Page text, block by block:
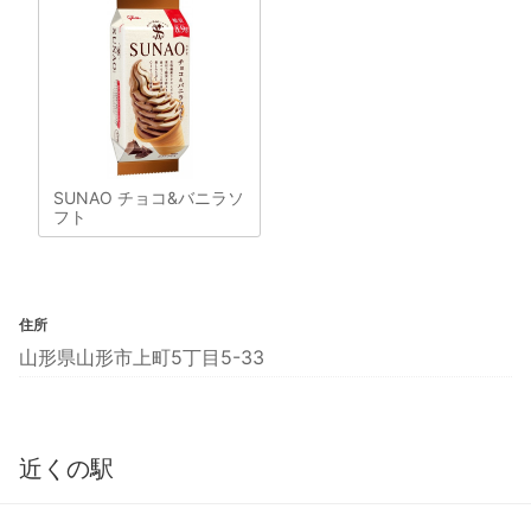
SUNAO チョコ&バニラソ
フト
住所
山形県山形市上町5丁目5-33
近くの駅